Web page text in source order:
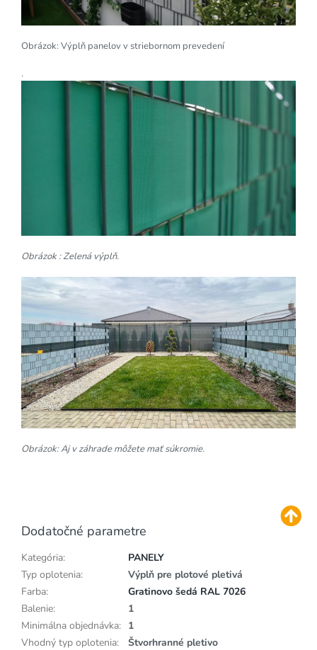
Obrázok: Výplň panelov v striebornom prevedení
.
Obrázok : Zelená výplň.
Obrázok: Aj v záhrade môžete mať súkromie.
Dodatočné parametre
Kategória:
PANELY
Typ oplotenia:
Výplň pre plotové pletivá
Farba:
Gratinovo šedá RAL 7026
Balenie:
1
Minimálna objednávka: 1
Vhodný typ oplotenia: Štvorhranné pletivo